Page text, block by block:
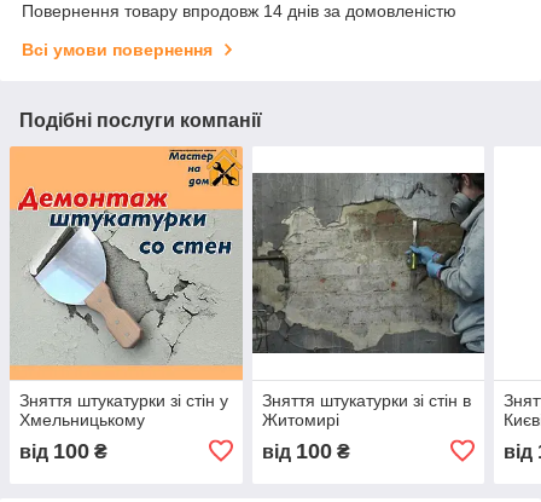
Повернення товару впродовж 14 днів за домовленістю
Всі умови повернення
Подібні послуги компанії
Зняття штукатурки зі стін у
Хмельницькому
від 100 ₴
Зняття штукатурки зі стін в
Житомирі
від 100₴ від